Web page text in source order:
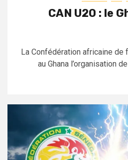
CAN U20 : le
La Confédération africaine de
au Ghana l’organisation